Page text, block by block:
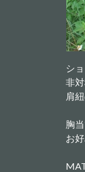
シ
非
肩
胸
お